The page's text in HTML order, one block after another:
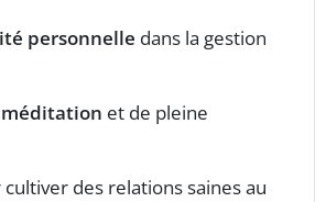
personnelle dans la gestion
méditation et de pleine
des relations saines au